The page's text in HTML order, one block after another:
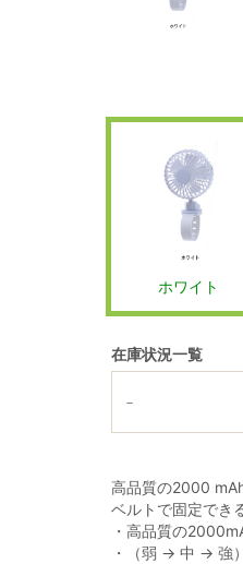
ホワイト
在庫状況一覧
－
高品質の2000
ベルトで固定でき
・高品質の
・（弱 → 中 → 強